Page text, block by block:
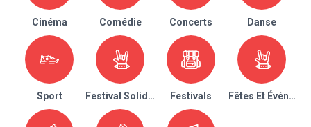
Cinéma Comédie Concerts Danse
Sport Festival Solidaire Festivals Fêtes Et